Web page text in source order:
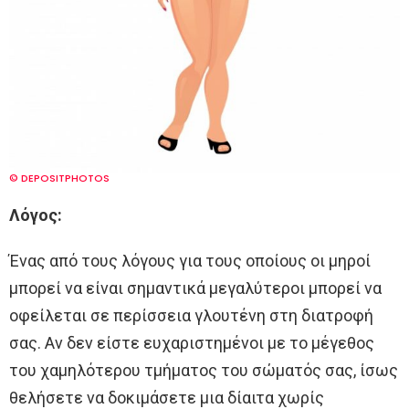
© DEPOSITPHOTOS
Λόγος:
Ένας από τους λόγους για τους οποίους οι μηροί
μπορεί να είναι σημαντικά μεγαλύτεροι μπορεί να
οφείλεται σε περίσσεια γλουτένη στη διατροφή
σας. Αν δεν είστε ευχαριστημένοι με το μέγεθος
του χαμηλότερου τμήματος του σώματός σας, ίσως
θελήσετε να δοκιμάσετε μια δίαιτα χωρίς